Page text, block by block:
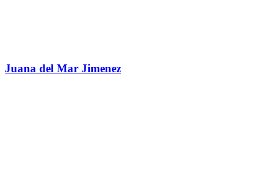
Juana del Mar Jimenez